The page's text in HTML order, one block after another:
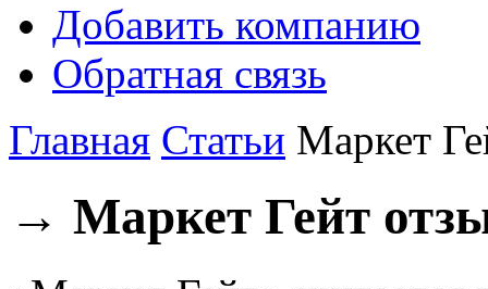
Добавить компанию
Обратная связь
Главная Статьи Маркет
→ Маркет Гейт